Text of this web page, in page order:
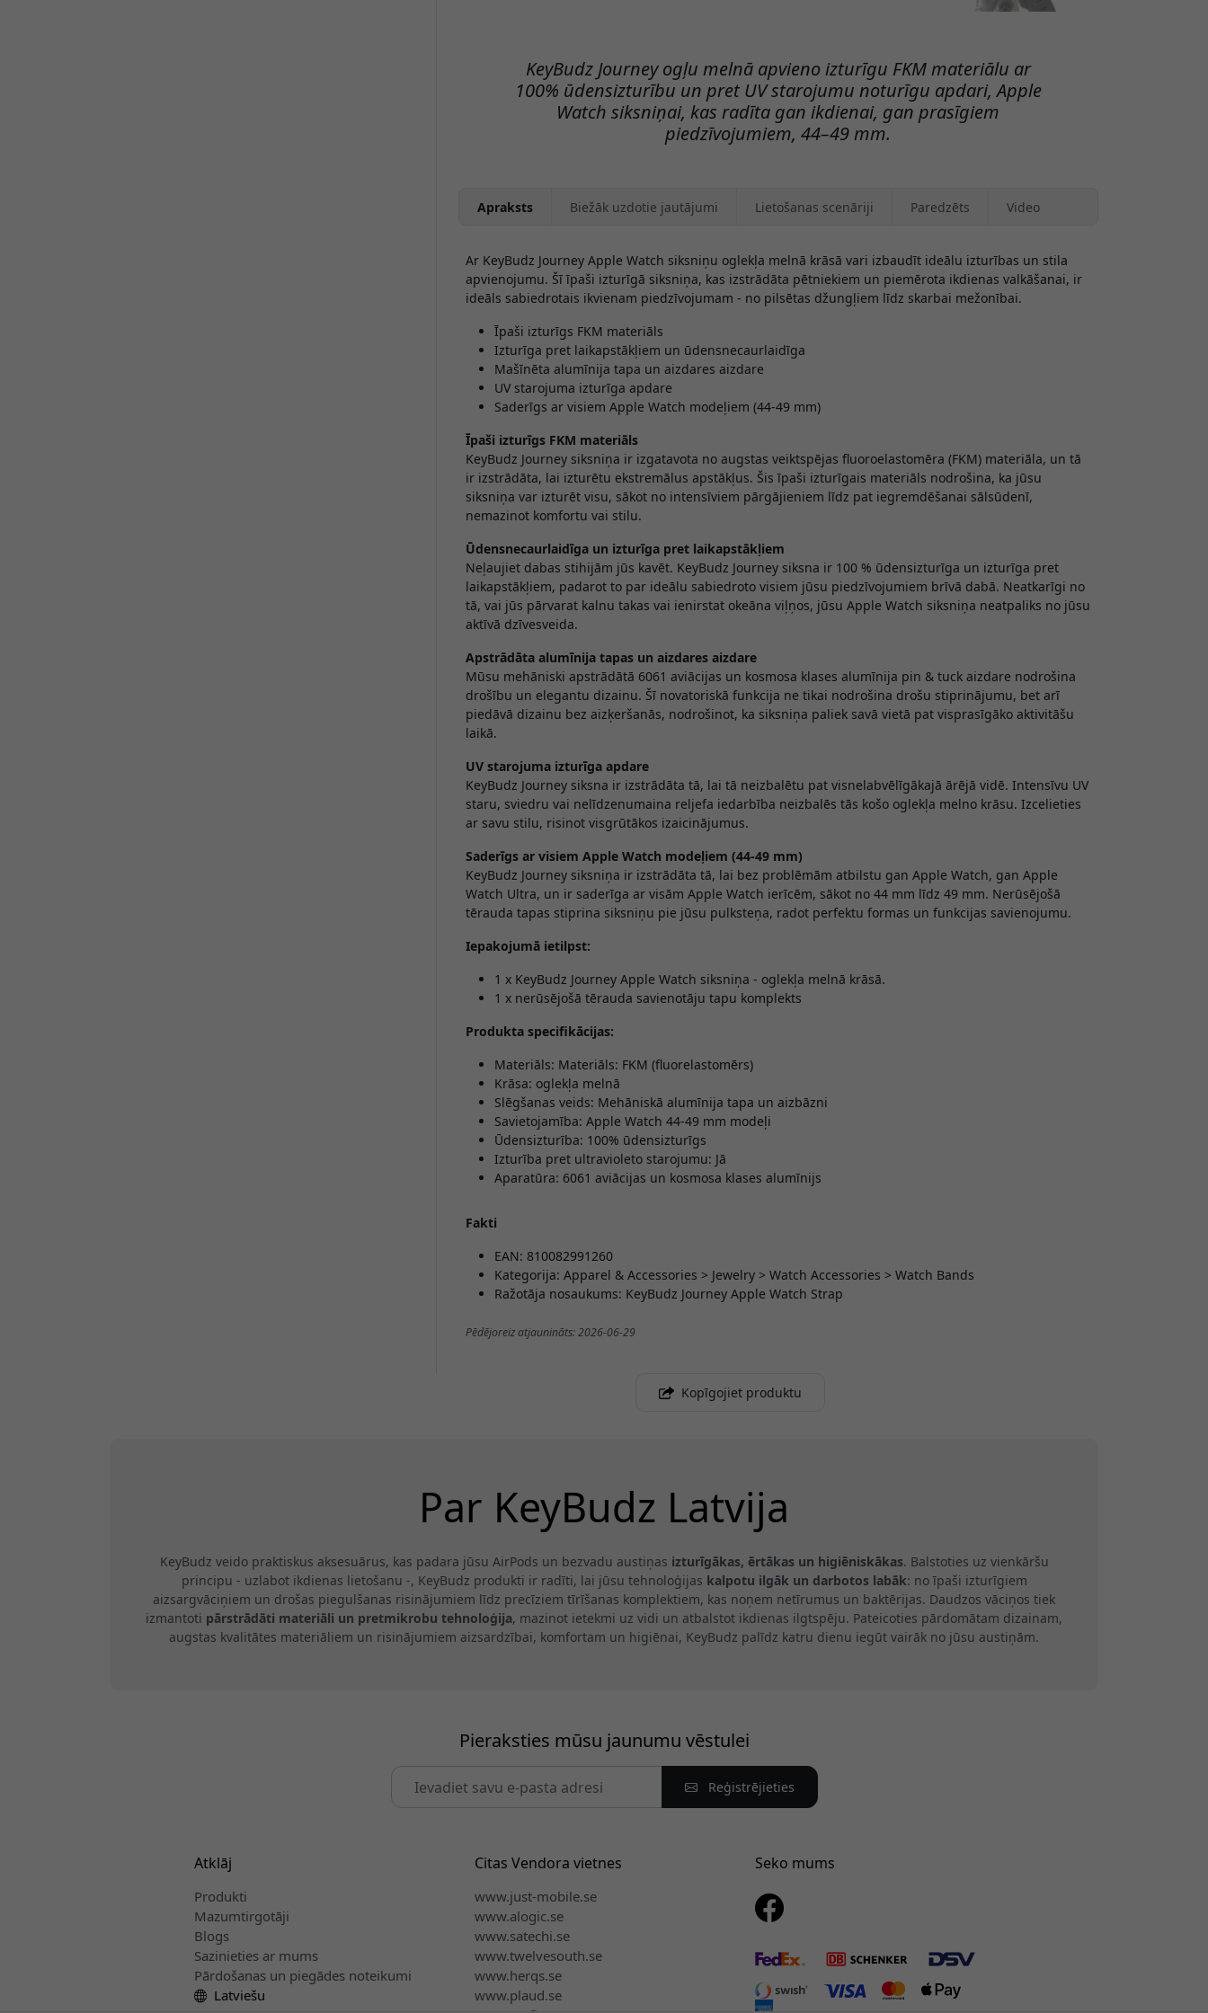
KeyBudz Journey ogļu melnā apvieno izturīgu FKM materiālu ar
100% ūdensizturību un pret UV starojumu noturīgu apdari, Apple
Watch siksniņai, kas radīta gan ikdienai, gan prasīgiem
piedzīvojumiem, 44–49 mm.
Apraksts Biežāk uzdotie jautājumi Lietošanas scenāriji Paredzēts Video
Ar KeyBudz Journey Apple Watch siksniņu oglekļa melnā krāsā vari izbaudīt ideālu izturības un stila
apvienojumu. Šī īpaši izturīgā siksniņa, kas izstrādāta pētniekiem un piemērota ikdienas valkāšanai, ir
ideāls sabiedrotais ikvienam piedzīvojumam - no pilsētas džungļiem līdz skarbai mežonībai.
Īpaši izturīgs FKM materiāls
Izturīga pret laikapstākļiem un ūdensnecaurlaidīga
Mašīnēta alumīnija tapa un aizdares aizdare
UV starojuma izturīga apdare
Saderīgs ar visiem Apple Watch modeļiem (44-49 mm)
Īpaši izturīgs FKM materiāls
KeyBudz Journey siksniņa ir izgatavota no augstas veiktspējas fluoroelastomēra (FKM) materiāla, un tā
ir izstrādāta, lai izturētu ekstremālus apstākļus. Šis īpaši izturīgais materiāls nodrošina, ka jūsu
siksniņa var izturēt visu, sākot no intensīviem pārgājieniem līdz pat iegremdēšanai sālsūdenī,
nemazinot komfortu vai stilu.
Ūdensnecaurlaidīga un izturīga pret laikapstākļiem
Neļaujiet dabas stihijām jūs kavēt. KeyBudz Journey siksna ir 100 % ūdensizturīga un izturīga pret
laikapstākļiem, padarot to par ideālu sabiedroto visiem jūsu piedzīvojumiem brīvā dabā. Neatkarīgi no
tā, vai jūs pārvarat kalnu takas vai ienirstat okeāna viļņos, jūsu Apple Watch siksniņa neatpaliks no jūsu
aktīvā dzīvesveida.
Apstrādāta alumīnija tapas un aizdares aizdare
Mūsu mehāniski apstrādātā 6061 aviācijas un kosmosa klases alumīnija pin & tuck aizdare nodrošina
drošību un elegantu dizainu. Šī novatoriskā funkcija ne tikai nodrošina drošu stiprinājumu, bet arī
piedāvā dizainu bez aizķeršanās, nodrošinot, ka siksniņa paliek savā vietā pat visprasīgāko aktivitāšu
laikā.
UV starojuma izturīga apdare
KeyBudz Journey siksna ir izstrādāta tā, lai tā neizbalētu pat visnelabvēlīgākajā ārējā vidē. Intensīvu UV
staru, sviedru vai nelīdzenumaina reljefa iedarbība neizbalēs tās košo oglekļa melno krāsu. Izcelieties
ar savu stilu, risinot visgrūtākos izaicinājumus.
Saderīgs ar visiem Apple Watch modeļiem (44-49 mm)
KeyBudz Journey siksniņa ir izstrādāta tā, lai bez problēmām atbilstu gan Apple Watch, gan Apple
Watch Ultra, un ir saderīga ar visām Apple Watch ierīcēm, sākot no 44 mm līdz 49 mm. Nerūsējošā
tērauda tapas stiprina siksniņu pie jūsu pulksteņa, radot perfektu formas un funkcijas savienojumu.
Iepakojumā ietilpst:
1 x KeyBudz Journey Apple Watch siksniņa - oglekļa melnā krāsā.
1 x nerūsējošā tērauda savienotāju tapu komplekts
Produkta specifikācijas:
Materiāls: Materiāls: FKM (fluorelastomērs)
Krāsa: oglekļa melnā
Slēgšanas veids: Mehāniskā alumīnija tapa un aizbāzni
Savietojamība: Apple Watch 44-49 mm modeļi
Ūdensizturība: 100% ūdensizturīgs
Izturība pret ultravioleto starojumu: Jā
Aparatūra: 6061 aviācijas un kosmosa klases alumīnijs
Fakti
EAN: 810082991260
Kategorija: Apparel & Accessories > Jewelry > Watch Accessories > Watch Bands
Ražotāja nosaukums: KeyBudz Journey Apple Watch Strap
Pēdējoreiz atjaunināts: 2026-06-29
Kopīgojiet produktu
Par KeyBudz Latvija
KeyBudz veido praktiskus aksesuārus, kas padara jūsu AirPods un bezvadu austiņas izturīgākas, ērtākas un higiēniskākas. Balstoties uz vienkāršu
principu - uzlabot ikdienas lietošanu -, KeyBudz produkti ir radīti, lai jūsu tehnoloģijas kalpotu ilgāk un darbotos labāk: no īpaši izturīgiem
aizsargvāciņiem un drošas piegulšanas risinājumiem līdz precīziem tīrīšanas komplektiem, kas noņem netīrumus un baktērijas. Daudzos vāciņos tiek
izmantoti pārstrādāti materiāli un pretmikrobu tehnoloģija, mazinot ietekmi uz vidi un atbalstot ikdienas ilgtspēju. Pateicoties pārdomātam dizainam,
augstas kvalitātes materiāliem un risinājumiem aizsardzībai, komfortam un higiēnai, KeyBudz palīdz katru dienu iegūt vairāk no jūsu austiņām.
Pieraksties mūsu jaunumu vēstulei
Reģistrējieties
Atklāj
Produkti
Mazumtirgotāji
Blogs
Sazinieties ar mums
Pārdošanas un piegādes noteikumi
Latviešu
Citas Vendora vietnes
www.just-mobile.se
www.alogic.se
www.satechi.se
www.twelvesouth.se
www.herqs.se
www.plaud.se
Seko mums